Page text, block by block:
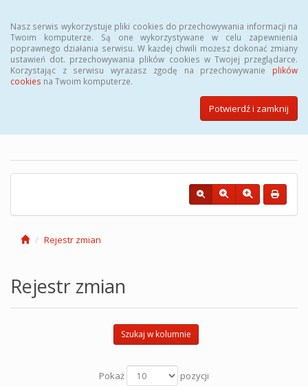
Nasz serwis wykorzystuje pliki cookies do przechowywania informacji na
Twoim komputerze. Są one wykorzystywane w celu zapewnienia
poprawnego działania serwisu. W każdej chwili możesz dokonać zmiany
ustawień dot. przechowywania plików cookies w Twojej przeglądarce.
Korzystając z serwisu wyrażasz zgodę na przechowywanie plików
cookies na Twoim komputerze.
Potwierdź i zamknij
Biuletyn Informacji Publicznej
Powiatowego Urzędu Pracy w
Rejestr zmian
Rejestr zmian
Szukaj w kolumnie
Pokaż
pozycji